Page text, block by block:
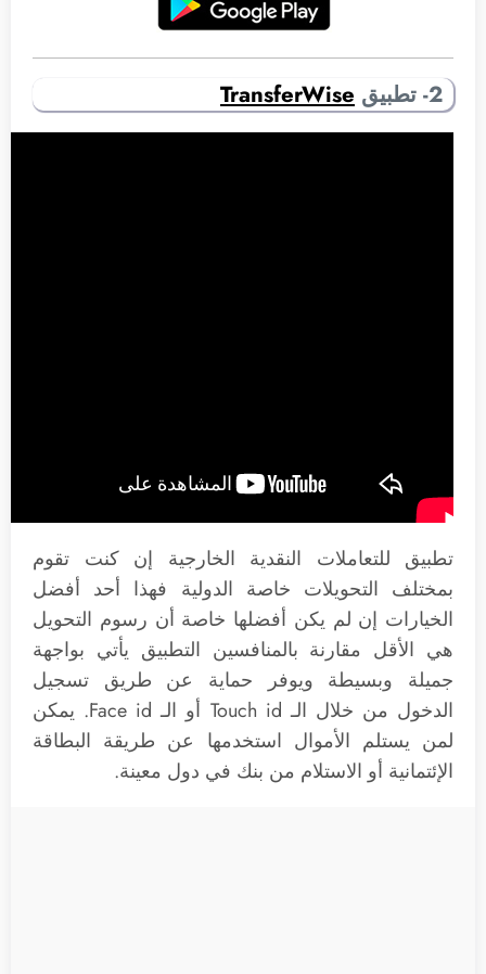
2- تطبيق TransferWise
تطبيق للتعاملات النقدية الخارجية إن كنت تقوم
بمختلف التحويلات خاصة الدولية فهذا أحد أفضل
الخيارات إن لم يكن أفضلها خاصة أن رسوم التحويل
هي الأقل مقارنة بالمنافسين التطبيق يأتي بواجهة
جميلة وبسيطة ويوفر حماية عن طريق تسجيل
الدخول من خلال الـ Touch id أو الـ Face id. يمكن
لمن يستلم الأموال استخدمها عن طريقة البطاقة
الإئتمانية أو الاستلام من بنك في دول معينة.